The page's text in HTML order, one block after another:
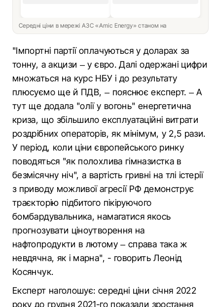
Середні ціни в мережі АЗС «Amic Energy» станом на
"Імпортні партії оплачуються у доларах за
тонну, а акцизи – у євро. Далі одержані цифри
множаться на курс НБУ і до результату
плюсуємо ще й ПДВ, – пояснює експерт. – А
тут ще додала "олії у вогонь" енергетична
криза, що збільшило експлуатаційні витрати
роздрібних операторів, як мінімум, у 2,5 рази.
У період, коли ціни європейського ринку
поводяться "як полохлива гімназистка в
безмісячну ніч", а вартість гривні на тлі істерії
з приводу можливої агресії РФ демонструє
траєкторію підбитого пікіруючого
бомбардувальника, намагатися якось
прогнозувати ціноутворення на
нафтопродукти в лютому – справа така ж
невдячна, як і марна", - говорить Леонід
Косянчук.
Експерт наголошує: середні ціни січня 2022
року до грудня 2021-го показали зростання